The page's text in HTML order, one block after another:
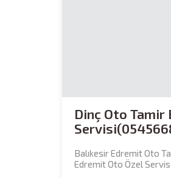
Dinç Oto Tamir
Balıkesir Edremit Oto
Edremit Oto Özel